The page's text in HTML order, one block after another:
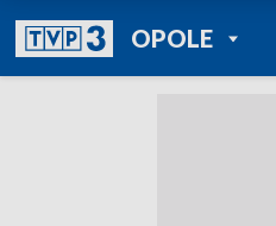
OPOLEPOWRÓT DO
TVP REGIONY